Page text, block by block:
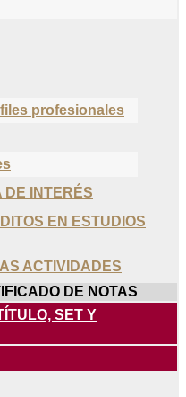
profesionales
DE INTERÉS
EN ESTUDIOS
ACTIVIDADES
DE NOTAS
SET Y